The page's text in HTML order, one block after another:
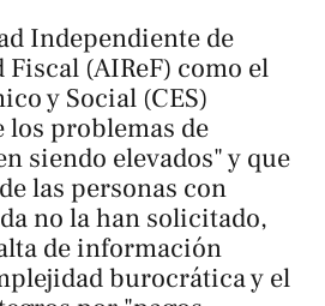
Independiente de
(AIReF) como el
y Social (CES)
los problemas de
siendo elevados" y que
las personas con
no la han solicitado,
de información
burocrática y el